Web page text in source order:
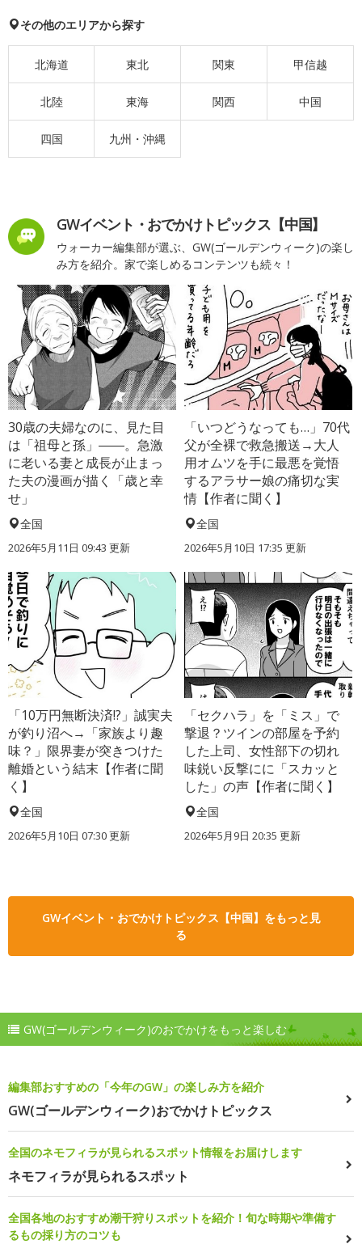
その他のエリアから探す
北海道 東北 関東 甲信越
北陸 東海 関西 中国
四国 九州・沖縄
GWイベント・おでかけトピックス【中国】
ウォーカー編集部が選ぶ、GW(ゴールデンウィーク)の楽し
み方を紹介。家で楽しめるコンテンツも続々！
30歳の夫婦なのに、見た目
は「祖母と孫」――。急激
に老いる妻と成長が止まっ
た夫の漫画が描く「歳と幸
せ」
全国
2026年5月11日 09:43 更新
「いつどうなっても…」70代
父が全裸で救急搬送→大人
用オムツを手に最悪を覚悟
するアラサー娘の痛切な実
情【作者に聞く】
全国
2026年5月10日 17:35 更新
「10万円無断決済!?」誠実夫
が釣り沼へ→「家族より趣
味？」限界妻が突きつけた
離婚という結末【作者に聞
く】
全国
2026年5月10日 07:30 更新
「セクハラ」を「ミス」で
撃退？ツインの部屋を予約
した上司、女性部下の切れ
味鋭い反撃にに「スカッと
した」の声【作者に聞く】
全国
2026年5月9日 20:35 更新
GWイベント・おでかけトピックス【中国】をもっと見
る
GW(ゴールデンウィーク)のおでかけをもっと楽しむ
編集部おすすめの「今年のGW」の楽しみ方を紹介
GW(ゴールデンウィーク)おでかけトピックス
全国のネモフィラが見られるスポット情報をお届けします
ネモフィラが見られるスポット
全国各地のおすすめ潮干狩りスポットを紹介！旬な時期や準備す
るもの採り方のコツも